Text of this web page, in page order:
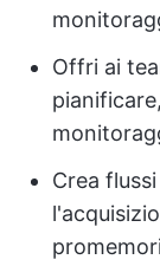
Offri ai
Crea